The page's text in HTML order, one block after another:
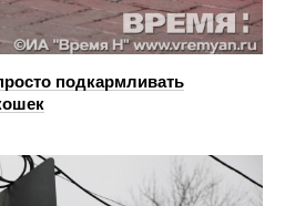
подкармливать